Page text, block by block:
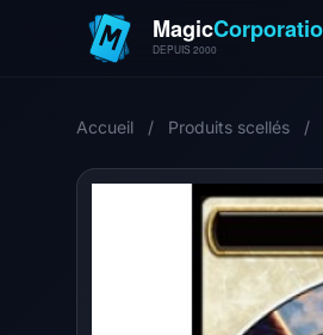
Accueil / Produits scellés /